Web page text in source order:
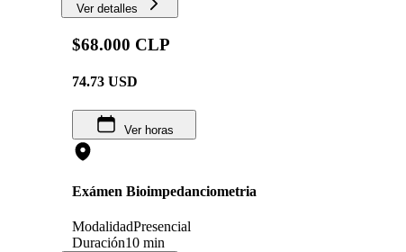
Ver detalles
$68.000 CLP
74.73 USD
Ver horas
Exámen Bioimpedanciometria
ModalidadPresencial
Duración10 min